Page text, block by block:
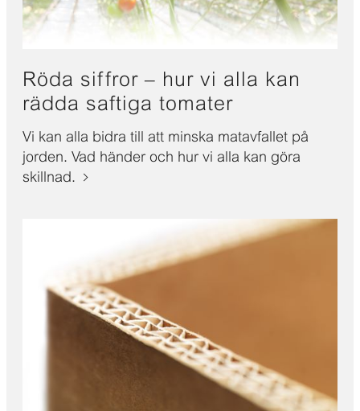
Röda siffror – hur vi alla kan
rädda saftiga tomater
Vi kan alla bidra till att minska matavfallet på
jorden. Vad händer och hur vi alla kan göra
skillnad.